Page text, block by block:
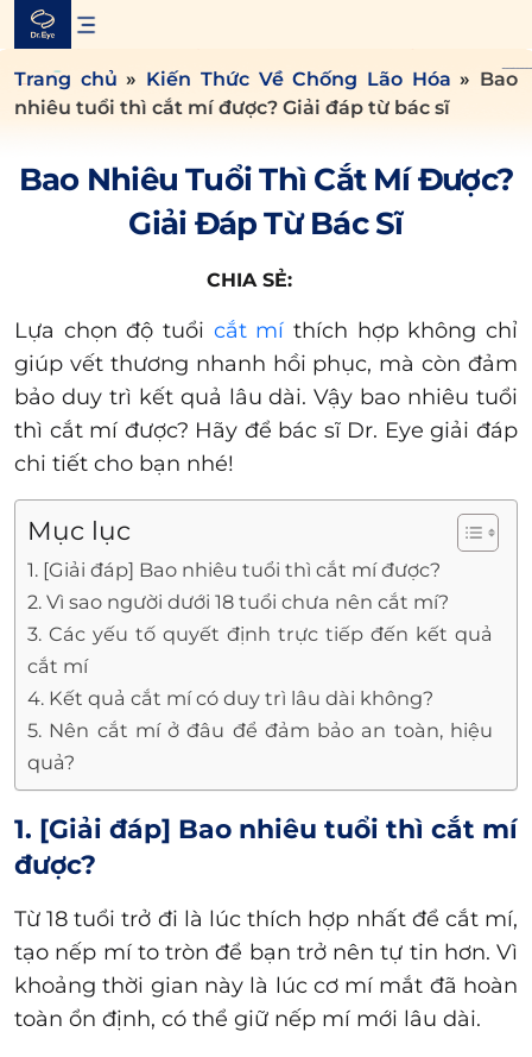
Skip
content
Trang chủ » Kiến Thức Về Chống Lão Hóa » Bao
nhiêu tuổi thì cắt mí được? Giải đáp từ bác sĩ
Bao Nhiêu Tuổi Thì Cắt Mí Được?
Giải Đáp Từ Bác Sĩ
CHIA SẺ:
Lựa chọn độ tuổi cắt mí thích hợp không chỉ
giúp vết thương nhanh hồi phục, mà còn đảm
bảo duy trì kết quả lâu dài. Vậy bao nhiêu tuổi
thì cắt mí được? Hãy để bác sĩ Dr. Eye giải đáp
chi tiết cho bạn nhé!
Mục lục
1. [Giải đáp] Bao nhiêu tuổi thì cắt mí được?
2. Vì sao người dưới 18 tuổi chưa nên cắt mí?
3. Các yếu tố quyết định trực tiếp đến kết quả
cắt mí
4. Kết quả cắt mí có duy trì lâu dài không?
5. Nên cắt mí ở đâu để đảm bảo an toàn, hiệu
quả?
1. [Giải đáp] Bao nhiêu tuổi thì cắt mí
được?
Từ 18 tuổi trở đi là lúc thích hợp nhất để cắt mí,
tạo nếp mí to tròn để bạn trở nên tự tin hơn. Vì
khoảng thời gian này là lúc cơ mí mắt đã hoàn
toàn ổn định, có thể giữ nếp mí mới lâu dài.